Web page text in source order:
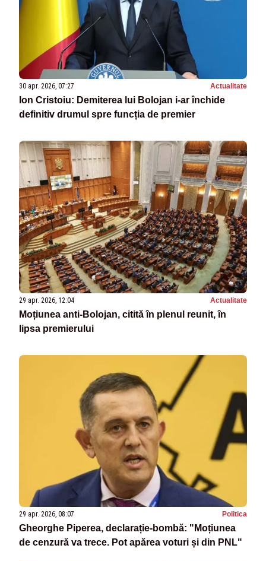
30 apr. 2026, 07:27 Actualitate
Ion Cristoiu: Demiterea lui Bolojan i-ar închide
definitiv drumul spre funcția de premier
29 apr. 2026, 12:04 Actualitate
Moțiunea anti‑Bolojan, citită în plenul reunit, în
lipsa premierului
29 apr. 2026, 08:07 Politica
Gheorghe Piperea, declarație-bombă: "Moțiunea
de cenzură va trece. Pot apărea voturi și din PNL"